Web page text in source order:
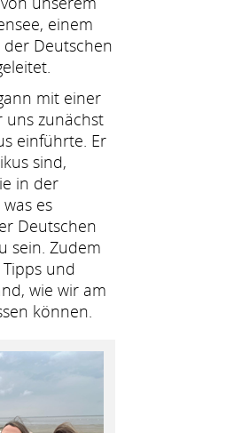
einem
Deutschen
mit einer
uns zunächst
einführte. Er
sind,
in der
es
Deutschen
sein. Zudem
und
wie wir am
können.